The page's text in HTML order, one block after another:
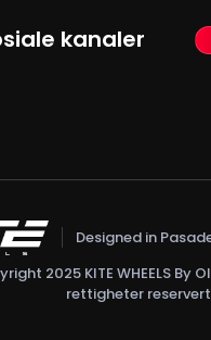
kanaler
Designed in
2025 KITE WHEELS By
rettigheter